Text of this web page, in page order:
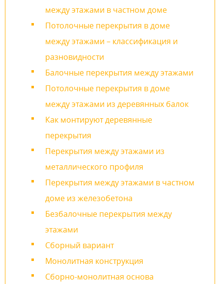
между этажами в частном доме
Потолочные перекрытия в доме
между этажами – классификация и
разновидности
Балочные перекрытия между этажами
Потолочные перекрытия в доме
между этажами из деревянных балок
Как монтируют деревянные
перекрытия
Перекрытия между этажами из
металлического профиля
Перекрытия между этажами в частном
доме из железобетона
Безбалочные перекрытия между
этажами
Сборный вариант
Монолитная конструкция
Сборно-монолитная основа